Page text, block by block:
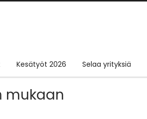
Kesätyöt 2026 Selaa yrityksiä
mukaan